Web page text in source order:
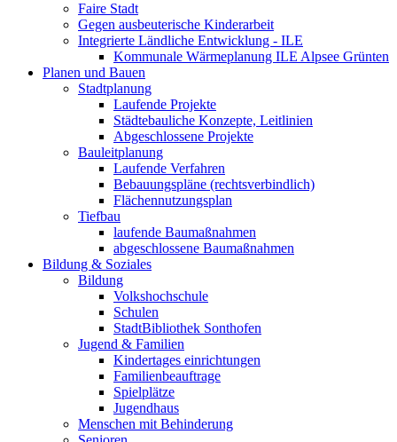
Faire Stadt
Gegen ausbeuterische Kinderarbeit
Integrierte Ländliche Entwicklung - ILE
Kommunale Wärmeplanung ILE Alpsee Grünten
Planen und Bauen
Stadtplanung
Laufende Projekte
Städtebauliche Konzepte, Leitlinien
Abgeschlossene Projekte
Bauleitplanung
Laufende Verfahren
Bebauungspläne (rechtsverbindlich)
Flächennutzungsplan
Tiefbau
laufende Baumaßnahmen
abgeschlossene Baumaßnahmen
Bildung & Soziales
Bildung
Volkshochschule
Schulen
StadtBibliothek Sonthofen
Jugend & Familien
Kindertages einrichtungen
Familienbeauftrage
Spielplätze
Jugendhaus
Menschen mit Behinderung